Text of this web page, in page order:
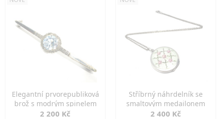
Elegantní prvorepubliková
brož s modrým spinelem
2 200 Kč
Stříbrný náhrdelník se
smaltovým medailonem
2 400 Kč